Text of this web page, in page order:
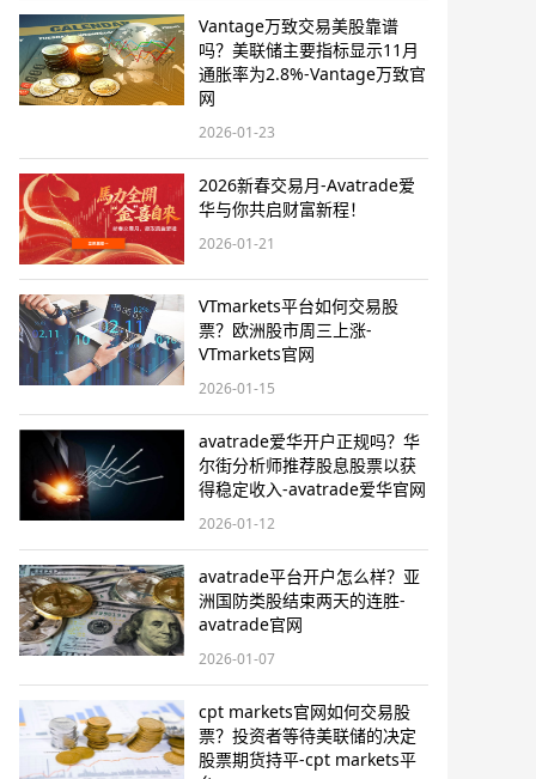
Vantage万致交易美股靠谱
吗？美联储主要指标显示11月
通胀率为2.8%-Vantage万致官
网
2026-01-23
2026新春交易月-Avatrade爱
华与你共启财富新程！
2026-01-21
VTmarkets平台如何交易股
票？欧洲股市周三上涨-
VTmarkets官网
2026-01-15
avatrade爱华开户正规吗？华
尔街分析师推荐股息股票以获
得稳定收入-avatrade爱华官网
2026-01-12
avatrade平台开户怎么样？亚
洲国防类股结束两天的连胜-
avatrade官网
2026-01-07
cpt markets官网如何交易股
票？投资者等待美联储的决定
股票期货持平-cpt markets平